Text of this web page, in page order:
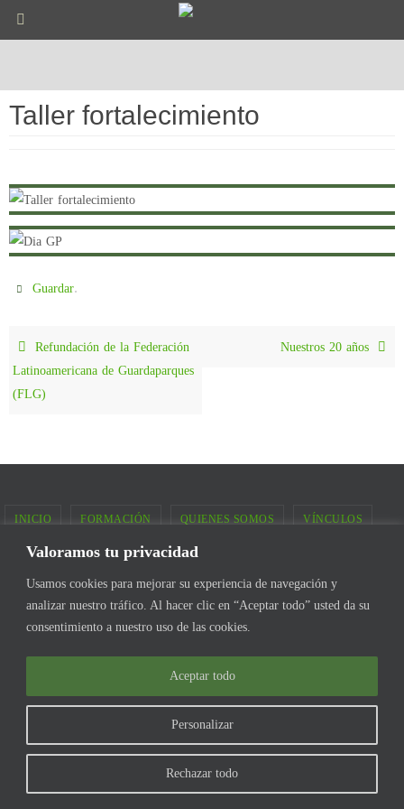
Valoramos tu privacidad
Usamos cookies para mejorar su experiencia de navegación y
analizar nuestro tráfico. Al hacer clic en “Aceptar todo” usted da su
consentimiento a nuestro uso de las cookies.
Personalizar
Rechazar todo
Aceptar todo
Taller fortalecimiento
Guardar.
Refundación de la Federación
Latinoamericana de Guardaparques
(FLG)
Nuestros 20 años
INICIO FORMACIÓN QUIENES SOMOS VÍNCULOS
MULTIMEDIA CALENDARIO
Todas las imágenes del sitio pertenecen a la Asociación Uruguaya de
Guardaparques